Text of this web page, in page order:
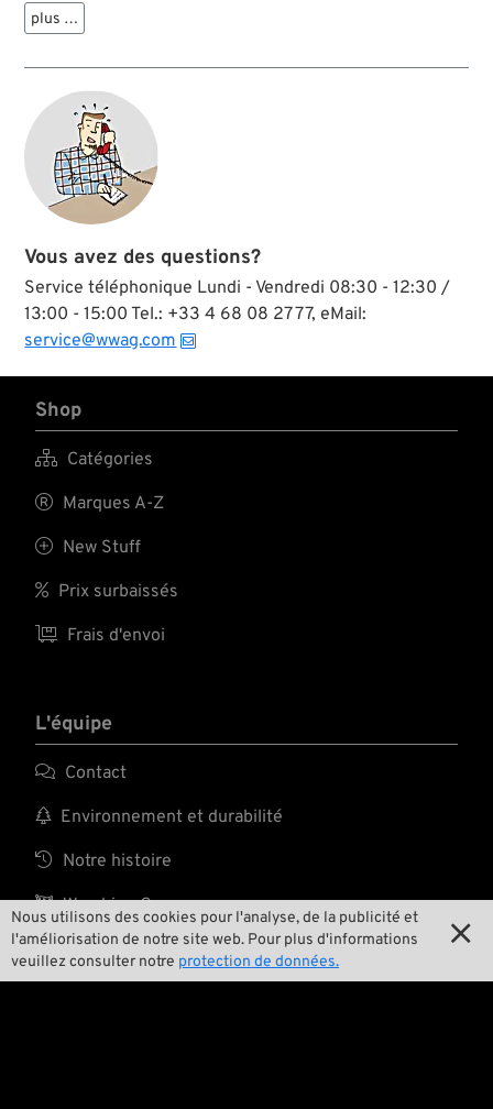
Nous utilisons des cookies pour l'analyse, de la publicité et
l'améliorisation de notre site web. Pour plus d'informations
veuillez consulter notre protection de données.

plus …
Vous avez des questions?
Service téléphonique Lundi - Vendredi 08:30 - 12:30 /
13:00 - 15:00 Tel.: +33 4 68 08 27 77, eMail:
service@wwag.com
Shop
 Catégories
 Marques A-Z
 New Stuff
 Prix surbaissés
 Frais d'envoi
L'équipe
 Contact
 Environnement et durabilité
 Notre histoire
 Wrecking Crew